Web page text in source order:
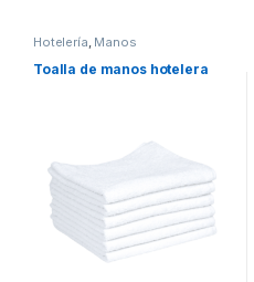
Hotelería Manos
Toalla de manos hotelera